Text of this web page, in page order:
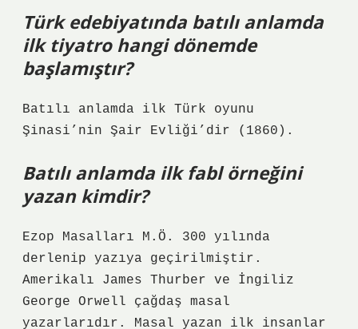
Türk edebiyatında batılı anlamda
ilk tiyatro hangi dönemde
başlamıştır?
Batılı anlamda ilk Türk oyunu
Şinasi’nin Şair Evliği’dir (1860).
Batılı anlamda ilk fabl örneğini
yazan kimdir?
Ezop Masalları M.Ö. 300 yılında
derlenip yazıya geçirilmiştir.
Amerikalı James Thurber ve İngiliz
George Orwell çağdaş masal
yazarlarıdır. Masal yazan ilk insanlar